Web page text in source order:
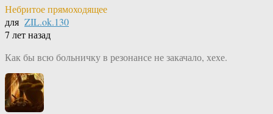
Небритое прямоходящее
для ZIL.ok.130
7 лет назад
Как бы всю больничку в резонансе не закачало, хехе.